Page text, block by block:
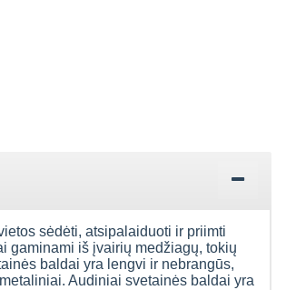
sėdėti, atsipalaiduoti ir priimti
gaminami iš įvairių medžiagų, tokių
baldai yra lengvi ir nebrangūs,
Audiniai svetainės baldai yra